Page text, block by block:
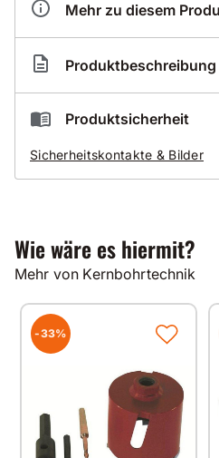
Mehr zu diesem
Artikelnummer
Produktbeschreibung
Nassbohrsegmentring
normal armiert
Alle unsere Produkte
Fertigungsmaschinen in
Durch Verwendung
Bindungsmaterialien
gleichbleibende
Produktsicherheit
Sicherheitskontakte & Bilder
Wie wäre es hiermit?
Mehr von Kernbohrtechnik
-33%